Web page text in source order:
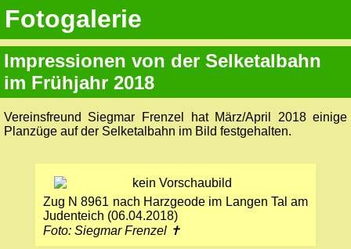
Fotogalerie
Impressionen von der Selketal­bahn
im Frühjahr 2018
Vereinsfreund Siegmar Frenzel hat März/April 2018 einige
Planzüge auf der Selketal­bahn im Bild festgehalten.
Zug N 8961 nach Harzgeode im Langen Tal am
Judenteich (06.04.2018)
Foto: Siegmar Frenzel ✝